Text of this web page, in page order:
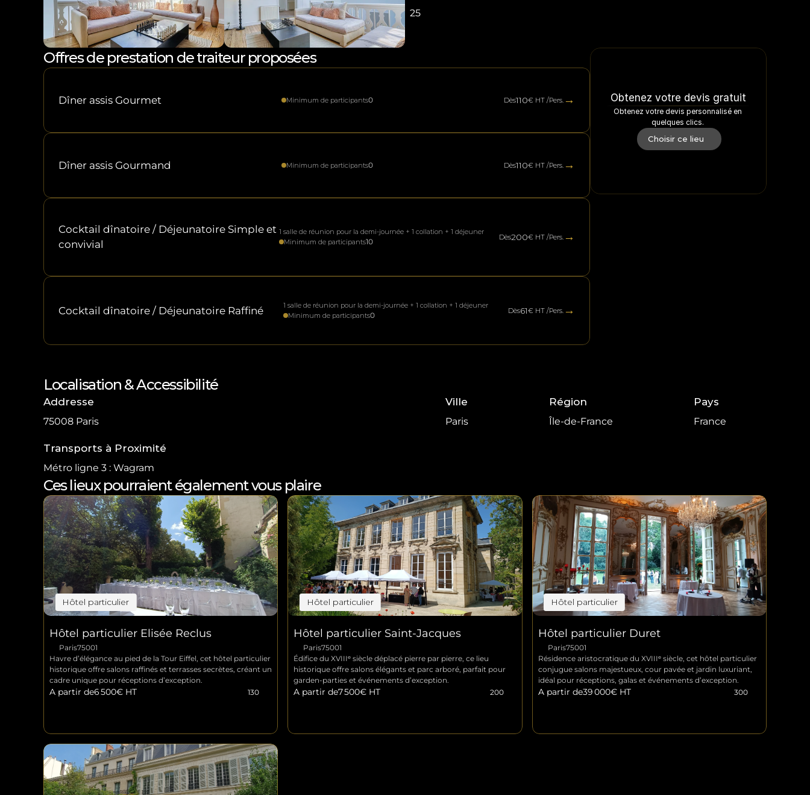
25
Offres de prestation de traiteur proposées
Dîner assis Gourmet Minimum de participants0 Dès110€ HT /Pers. →
Dîner assis Gourmand Minimum de participants0 Dès110€ HT /Pers. →
Cocktail dînatoire / Déjeunatoire Simple et
convivial
1 salle de réunion pour la demi-journée + 1 collation + 1 déjeuner
Minimum de participants10 Dès200€ HT /Pers. →
Cocktail dînatoire / Déjeunatoire Raffiné
1 salle de réunion pour la demi-journée + 1 collation + 1 déjeuner
Minimum de participants0 Dès61€ HT /Pers. →
Obtenez votre devis gratuit
Obtenez votre devis personnalisé en
quelques clics.
Choisir ce lieu
Localisation & Accessibilité
Addresse
75008 Paris
Ville
Paris
Région
Île-de-France
Pays
France
Transports à Proximité
Métro ligne 3 : Wagram
Ces lieux pourraient également vous plaire
Hôtel particulier
Hôtel particulier Elisée Reclus
Paris75001
Havre d’élégance au pied de la Tour Eiffel, cet hôtel particulier
historique offre salons raffinés et terrasses secrètes, créant un
cadre unique pour réceptions d’exception.
A partir de6 500€ HT 130
Hôtel particulier
Hôtel particulier Saint-Jacques
Paris75001
Édifice du XVIIIᵉ siècle déplacé pierre par pierre, ce lieu
historique offre salons élégants et parc arboré, parfait pour
garden-parties et événements d’exception.
A partir de7 500€ HT 200
Hôtel particulier
Hôtel particulier Duret
Paris75001
Résidence aristocratique du XVIIIᵉ siècle, cet hôtel particulier
conjugue salons majestueux, cour pavée et jardin luxuriant,
idéal pour réceptions, galas et événements d’exception.
A partir de39 000€ HT 300